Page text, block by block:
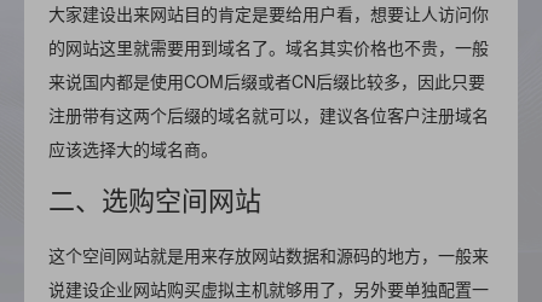
大家建设出来网站目的肯定是要给用户看，想要让人访问你
的网站这里就需要用到域名了。域名其实价格也不贵，一般
来说国内都是使用COM后缀或者CN后缀比较多，因此只要
注册带有这两个后缀的域名就可以，建议各位客户注册域名
应该选择大的域名商。
二、选购空间网站
这个空间网站就是用来存放网站数据和源码的地方，一般来
说建设企业网站购买虚拟主机就够用了，另外要单独配置一